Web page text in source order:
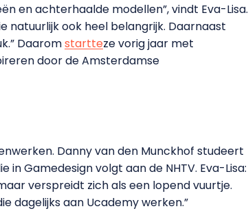
en achterhaalde modellen”, vindt Eva-Lisa.
natuurlijk ook heel belangrijk. Daarnaast
Daaromstartteze vorig jaar met
door de Amsterdamse
Danny van den Munckhof studeert
Gamedesign volgt aan de NHTV. Eva-Lisa:
verspreidt zich als een lopend vuurtje.
dagelijks aan Ucademy werken.”